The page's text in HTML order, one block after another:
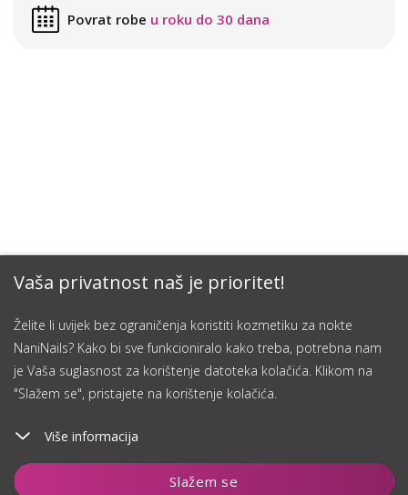
Vaša privatnost naš je prioritet!
Želite li uvijek bez ograničenja koristiti kozmetiku za nokte
NaniNails? Kako bi sve funkcioniralo kako treba, potrebna nam
je Vaša suglasnost za korištenje datoteka kolačića. Klikom na
"Slažem se", pristajete na korištenje kolačića.
Više informacija
Slažem se
Dodaj u košaricu
Povrat robe u roku do 30 dana